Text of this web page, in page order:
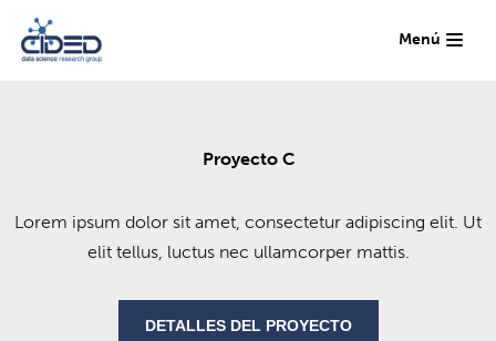
Saltar
Menú
Proyecto C
Lorem ipsum dolor sit amet, consectetur adipiscing elit. Ut
elit tellus, luctus nec ullamcorper mattis.
DETALLES DEL PROYECTO